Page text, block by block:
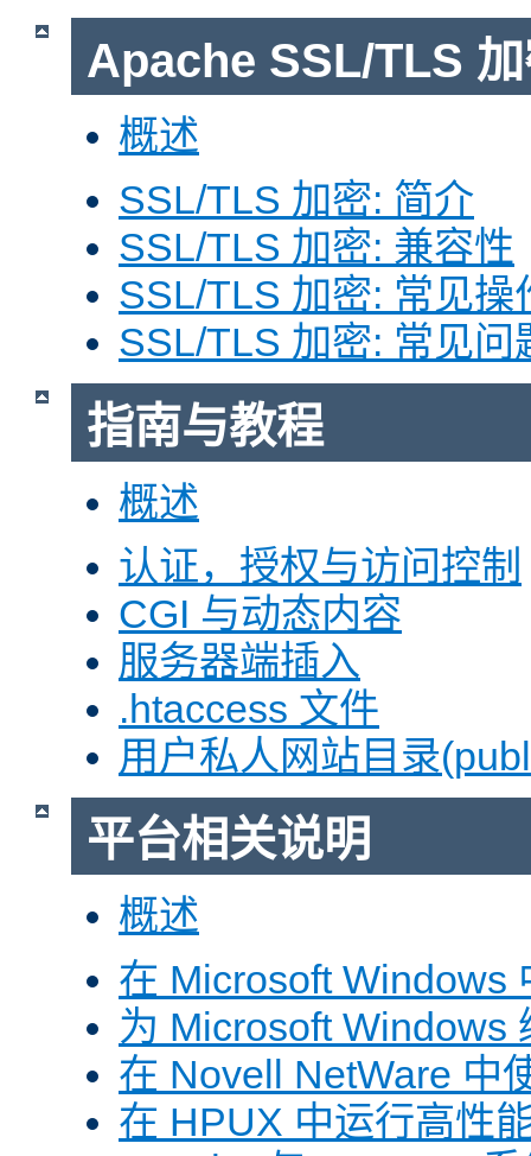
Apache SSL/TLS
概述
SSL/TLS 加密: 简介
SSL/TLS 加密: 兼容性
SSL/TLS 加密: 常见操
SSL/TLS 加密: 常见问
指南与教程
概述
认证，授权与访问控制
CGI 与动态内容
服务器端插入
.htaccess 文件
用户私人网站目录
平台相关说明
概述
在 Microsoft Windows
为 Microsoft Windows
在 Novell NetWare 中
在 HPUX 中运行高性